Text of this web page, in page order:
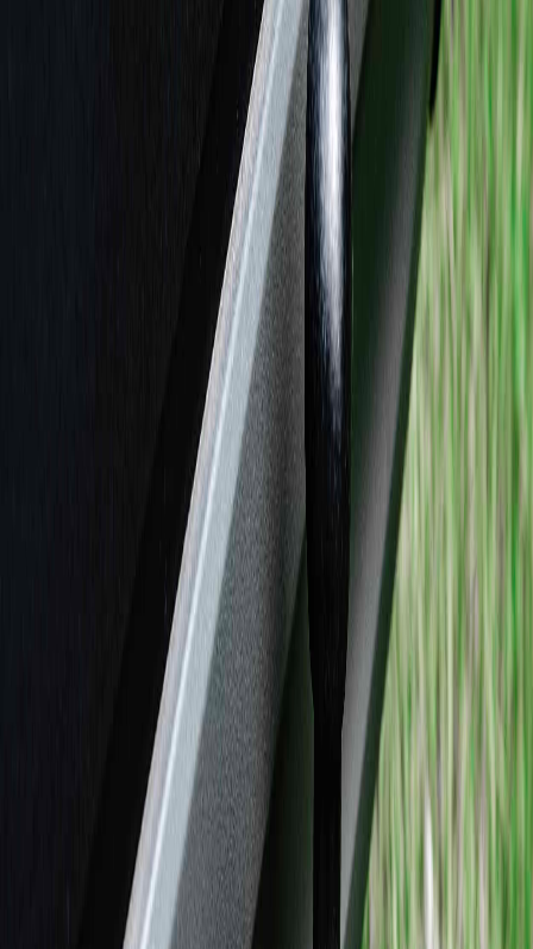
inilah dibuat untuk menyesuaikan dengan mobil-mobil di
amerika yang mudah di derek. Untuk di Indonesia, tow
bar jenis ini cukup mudah ditemui untuk menderek
kendaraan bermuatan besar seperti trailer.
Setelah mengetahui jenisnya, adapun fungsi dari tow bar
ini adalah sebagai berikut:
1. Memperindah penampilan mobil, jika kalian
menggunakan tow bar jenis hitch pada mobil sedan atau
hatchback sehingga mobil akan terlihat garang meski
2. Untuk keperluan menderek, fungsi utama tow bar ini
adalah sebagai alat bantu menderek mobil.
3. Pelindung bumper belakang, bukan hanya sebagai
pemanis saja, tow bar juga bisa berfungsi untuk
melindungi bumper belakang jika terjadi benturan kecil,
sehingga bumper tidak mudah rusak.
Dan itulah pembahasan mengenai fungsi dan jenis tow
bar. Jika kalian ingin melakukan perawatan supaya mobil
lebih nyaman digunakan. Kalian bisa langsung datang ke
bengkel resmi Honda terdekat atau kalian bisa booking
online melalui aplikasi Honda E-Care untuk melakukan
perawatan terhadap mobil kesayangan kalian.
Dapatkan banyak penawaran dan download brochure
untuk melihat-lihat produk mobil Honda. Simak terus
berita-berita terupdate dari Honda Outside Java di
hondaoutsidejava.co.id supaya kalian tidak ketinggalan
berita terbaru seputar Honda!